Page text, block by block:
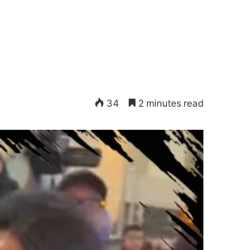
34 2 minutes read